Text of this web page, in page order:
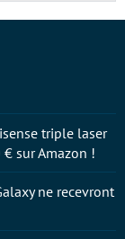
triple laser
sur Amazon !
ne recevront